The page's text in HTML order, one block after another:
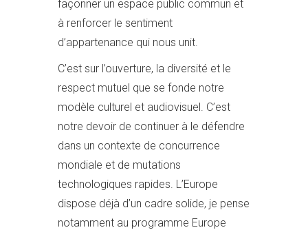
façonner un espace public commun et
à renforcer le sentiment
d’appartenance qui nous unit.
C’est sur l’ouverture, la diversité et le
respect mutuel que se fonde notre
modèle culturel et audiovisuel. C’est
notre devoir de continuer à le défendre
dans un contexte de concurrence
mondiale et de mutations
technologiques rapides. L’Europe
dispose déjà d’un cadre solide, je pense
notamment au programme Europe